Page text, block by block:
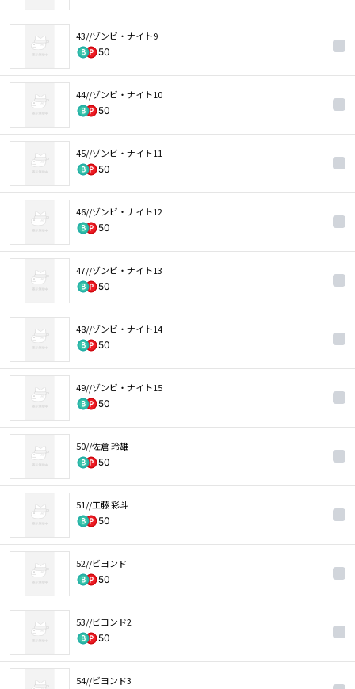
43//ゾンビ・ナイト9
50
44//ゾンビ・ナイト10
50
45//ゾンビ・ナイト11
50
46//ゾンビ・ナイト12
50
47//ゾンビ・ナイト13
50
48//ゾンビ・ナイト14
50
49//ゾンビ・ナイト15
50
50//佐倉 玲雄
50
51//工藤 彩斗
50
52//ビヨンド
50
53//ビヨンド2
50
54//ビヨンド3